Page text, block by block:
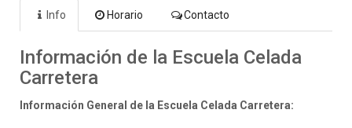
Info Horario Contacto
Información de la Escuela Celada
Carretera
Información General de la Escuela Celada Carretera: